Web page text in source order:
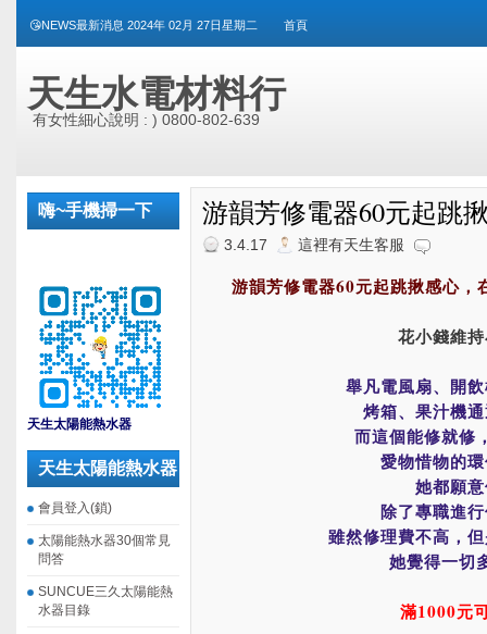
😘NEWS最新消息 2024年 02月 27日星期二 首頁
天生水電材料行
有女性細心說明 : ) 0800-802-639
嗨~手機掃一下
天生太陽能熱水器
天生太陽能熱水器
會員登入(鎖)
太陽能熱水器30個常見
問答
SUNCUE三久太陽能熱
水器目錄
游韻芳修電器60元起跳
3.4.17 這裡有天生客服
游韻芳修電器60元起跳揪感心，
花小錢維
舉凡電風扇、開
烤箱、果汁機
而這個能修就修
愛物惜物的
她都願
除了專職進
雖然修理費不高，
她覺得一切
滿1000元